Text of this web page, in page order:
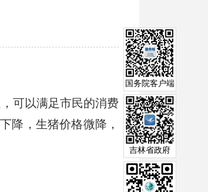
可以满足市民的消费
降，生猪价格微降，
国务院客户端
吉林省政府